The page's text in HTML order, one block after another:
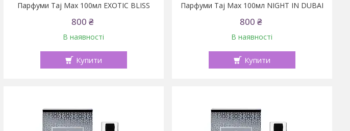
Парфуми Taj Max 100мл EXOTIC BLISS
800 ₴
В наявності
Купити
Парфуми Taj Max 100мл NIGHT IN DUBAI
800 ₴
В наявності
Купити